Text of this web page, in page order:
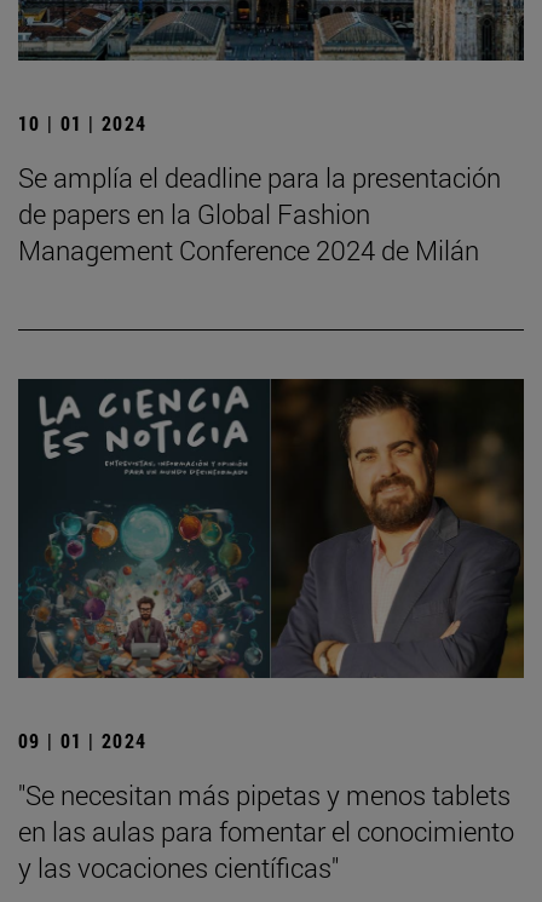
10 | 01 | 2024
Se amplía el deadline para la presentación
de papers en la Global Fashion
Management Conference 2024 de Milán
09 | 01 | 2024
"Se necesitan más pipetas y menos tablets
en las aulas para fomentar el conocimiento
y las vocaciones científicas"